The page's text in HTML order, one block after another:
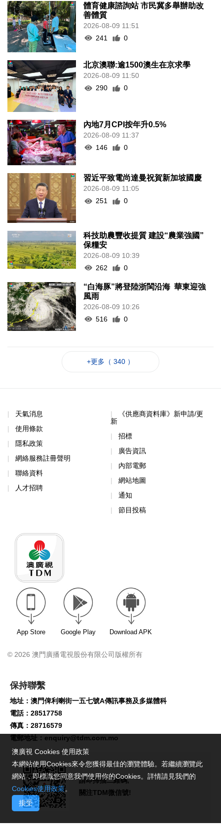
體育健康諮詢站 市民冀多舉辦助改
善體質
2026-08-09 11:51
241
0
北京澳聯:逾1500澳生在京求學
2026-08-09 11:50
290
0
內地7月CPI按年升0.5%
2026-08-09 11:37
146
0
習近平致電尚達曼祝賀新加坡國慶
2026-08-09 11:05
251
0
科技助農豐收提質 建設“農業強國”
保糧安
2026-08-09 10:39
262
0
“白海豚”將登陸浙閩沿海 華東迎強
風雨
2026-08-09 10:26
516
0
+更多（ 340 ）
天氣消息
使用條款
隱私政策
網絡服務註冊聲明
聯絡資料
人才招聘
《供應商資料庫》新申請/更
新
招標
廣告資訊
內部電郵
網站地圖
通知
節目投稿
App Store Google Play Download APK
© 2026 澳門廣播電視股份有限公司版權所有
保持聯繫
地址：澳門俾利喇街一五七號A傳訊事務及多媒體科
電話：28517758
傳真：28716579
電郵地址： enquiry@tdm.com.mo
請即掃描二維碼,
關注TDM微信號!
澳廣視 Cookies 使用政策
本網站使用Cookies來令您獲得最佳的瀏覽體驗。若繼續瀏覽此
網站，即標識您同意我們使用你的Cookies。詳情請見我們的
Cookies使用政策。
接受